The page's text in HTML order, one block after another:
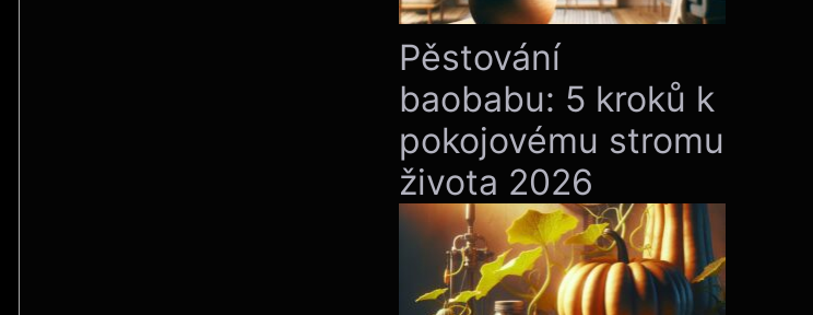
Pěstování
baobabu: 5 kroků k
pokojovému stromu
života 2026